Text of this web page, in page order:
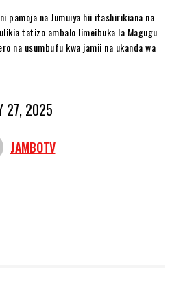
pamoja na Jumuiya hii itashirikiana na
tatizo ambalo limeibuka la Magugu
na usumbufu kwa jamii na ukanda wa
27, 2025
JAMBOTV